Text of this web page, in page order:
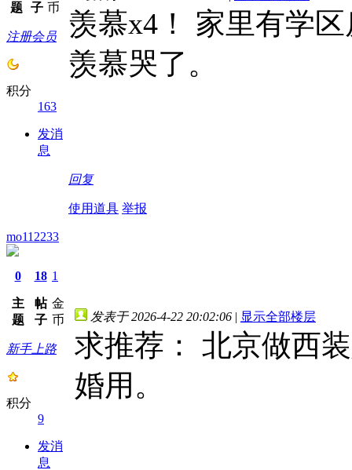
题 子 币
注册会员
积分
163
发消
息
羡慕x4！ 家里有学
羡慕哭了。
回复
使用道具 举报
mo112233
0
主
题
18
帖
子
1
金
币
新手上路
积分
9
发消
息
发表于 2026-4-22 20:02:06 | 显示全部楼层
求推荐： 北京做西
婚用。